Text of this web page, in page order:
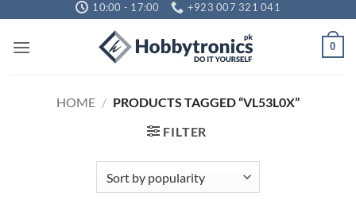
to
content
10:00 - 17:00 +923 007 321 041
0
HOME / PRODUCTS TAGGED “VL53L0X”
FILTER